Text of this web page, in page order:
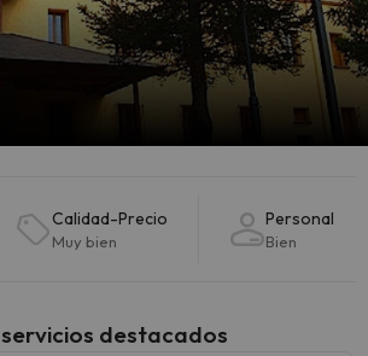
Calidad-Precio
Muy bien
Personal
Bien
destacados